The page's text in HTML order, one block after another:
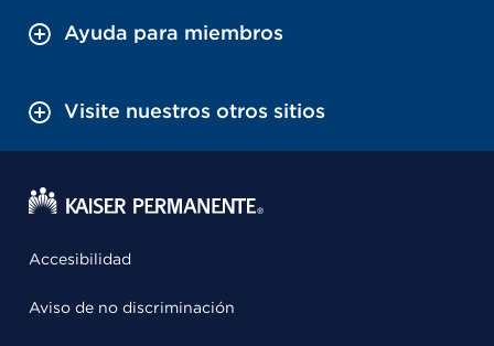
Ayuda para miembros
Visite nuestros otros sitios
Accesibilidad
Aviso de no discriminación